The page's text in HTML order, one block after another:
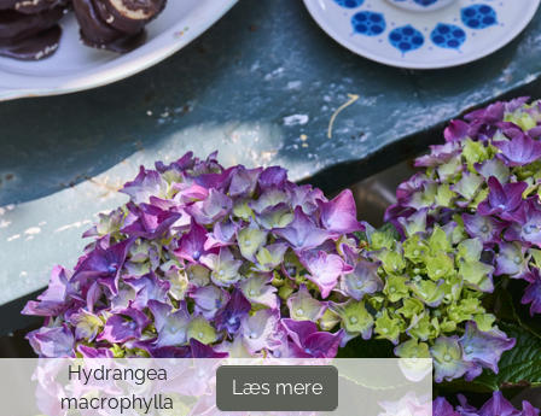
Hydrangea
macrophylla
Læs mere